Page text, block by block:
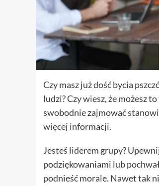
Czy masz już dość bycia
ludzi? Czy wiesz, że możesz
swobodnie zajmować
więcej informacji.
Jesteś liderem grupy?
podziękowaniami lub
podnieść morale. Nawet tak